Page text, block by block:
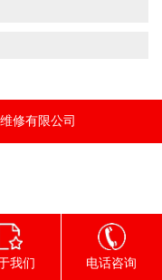
修有限公司
我们 电话咨询